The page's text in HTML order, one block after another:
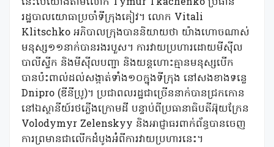
រដ្ឋបាលយោធាប្រចាំទីក្រុងគៀវ។ លោក Vitali
Klitschko អភិបាលក្រុងបាននិយាយថា យ៉ាងហោចណាស់
មនុស្ស១១នាក់បានរងរបួស។ ការវាយប្រហារដោយមីស៊ីល
បាលីស្ទីក និងមីស៊ីលបញ្ជា និងយន្តហោះគ្មានមនុស្សបើក
បានប៉ះពាល់ដល់សង្កាត់ទាំង១០ក្នុងទីក្រុង នៅសងខាងទន្លេ
Dnipro (ឌីនីប្រូ)។ ប្រជាពលរដ្ឋជាច្រើននាក់បានជ្រកកោន
នៅឯស្ថានីយ៍រថភ្លើងក្រោមដី បន្ទាប់ពីប្រធានាធិបតីអ៊ុយក្រែន
Volodymyr Zelenskyy និងអាជ្ញាធរពាក់ព័ន្ធបានចេញ
ការព្រមានជាលើកដំបូងអំពីការវាយប្រហារនេះ។